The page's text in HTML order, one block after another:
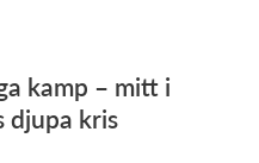
kamp – mitt i
kris